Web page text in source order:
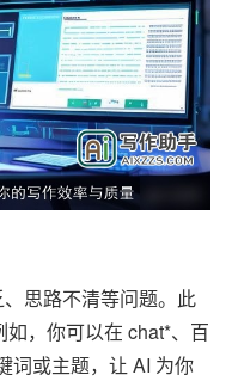
思路不清等问题。此
，你可以在 chat*、百
词或主题，让 AI 为你